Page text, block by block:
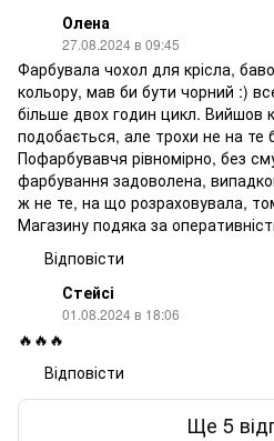
Олена
27.08.2024 в 09:45
Фарбувала чохол для крісла,
кольору, мав би бути чорний :) все
більше двох годин цикл. Вийшов
подобається, але трохи не на те
Пофарбувавчя рівномірно, без
фарбування задоволена,
ж не те, на що розраховувала,
Магазину подяка за
Відповісти
Стейсі
01.08.2024 в 18:06
🔥🔥🔥
Відповісти
Ще 5